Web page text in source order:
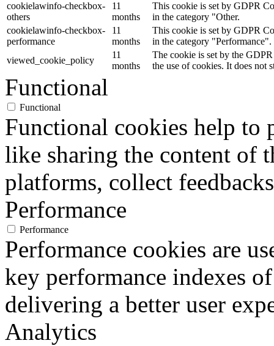
cookielawinfo-checkbox-
others
11
months
This cookie is set by GDPR
in the category "Other.
cookielawinfo-checkbox-
performance
11
months
This cookie is set by GDPR
in the category "Performance".
viewed_cookie_policy
11
months
The cookie is set by the
the use of cookies. It does not
Functional
Functional
Functional cookies help to
like sharing the content of
platforms, collect
Performance
Performance
Performance cookies are
key performance indexes
delivering a better user
Analytics